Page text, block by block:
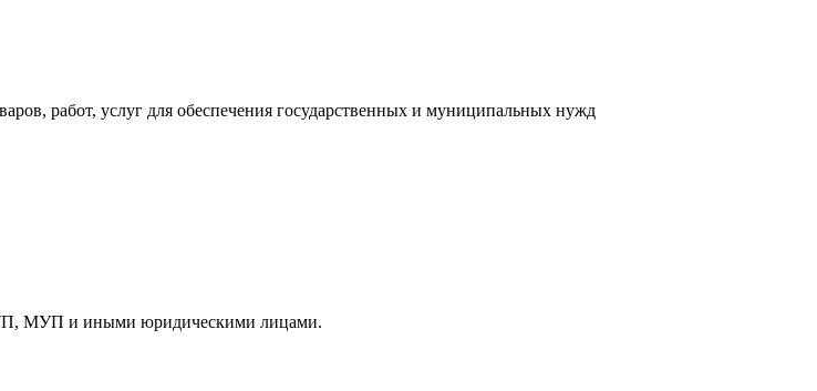
работ, услуг для обеспечения государственных и муниципальных нужд
МУП и иными юридическими лицами.